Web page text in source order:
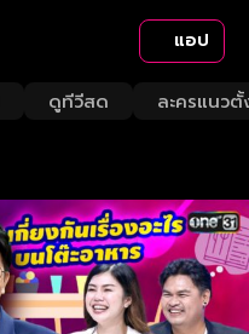
แอป
ดูทีวีสด ละครแนวตั้